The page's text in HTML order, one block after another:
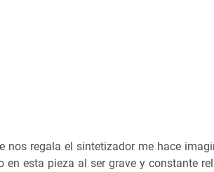
nos regala el sintetizador me hace
en esta pieza al ser grave y constante